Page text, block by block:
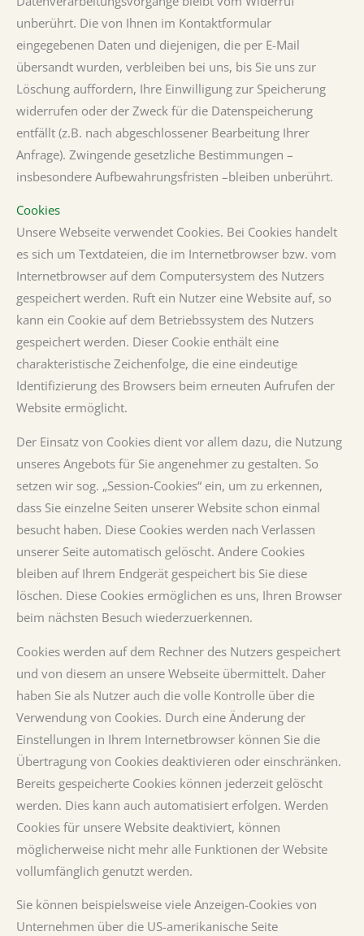
unberührt. Die von Ihnen im Kontaktformular
eingegebenen Daten und diejenigen, die per E-Mail
übersandt wurden, verbleiben bei uns, bis Sie uns zur
Löschung auffordern, Ihre Einwilligung zur Speicherung
widerrufen oder der Zweck für die Datenspeicherung
entfällt (z.B. nach abgeschlossener Bearbeitung Ihrer
Anfrage). Zwingende gesetzliche Bestimmungen –
insbesondere Aufbewahrungsfristen –bleiben unberührt.
Cookies
Unsere Webseite verwendet Cookies. Bei Cookies handelt
es sich um Textdateien, die im Internetbrowser bzw. vom
Internetbrowser auf dem Computersystem des Nutzers
gespeichert werden. Ruft ein Nutzer eine Website auf, so
kann ein Cookie auf dem Betriebssystem des Nutzers
gespeichert werden. Dieser Cookie enthält eine
charakteristische Zeichenfolge, die eine eindeutige
Identifizierung des Browsers beim erneuten Aufrufen der
Website ermöglicht.
Der Einsatz von Cookies dient vor allem dazu, die Nutzung
unseres Angebots für Sie angenehmer zu gestalten. So
setzen wir sog. „Session-Cookies“ ein, um zu erkennen,
dass Sie einzelne Seiten unserer Website schon einmal
besucht haben. Diese Cookies werden nach Verlassen
unserer Seite automatisch gelöscht. Andere Cookies
bleiben auf Ihrem Endgerät gespeichert bis Sie diese
löschen. Diese Cookies ermöglichen es uns, Ihren Browser
beim nächsten Besuch wiederzuerkennen.
Cookies werden auf dem Rechner des Nutzers gespeichert
und von diesem an unsere Webseite übermittelt. Daher
haben Sie als Nutzer auch die volle Kontrolle über die
Verwendung von Cookies. Durch eine Änderung der
Einstellungen in Ihrem Internetbrowser können Sie die
Übertragung von Cookies deaktivieren oder einschränken.
Bereits gespeicherte Cookies können jederzeit gelöscht
werden. Dies kann auch automatisiert erfolgen. Werden
Cookies für unsere Website deaktiviert, können
möglicherweise nicht mehr alle Funktionen der Website
vollumfänglich genutzt werden.
Sie können beispielsweise viele Anzeigen-Cookies von
Unternehmen über die US-amerikanische Seite